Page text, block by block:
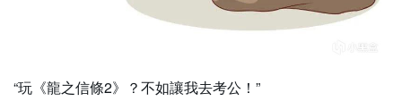
“玩《龍之信條2》？不如讓我去考公！”